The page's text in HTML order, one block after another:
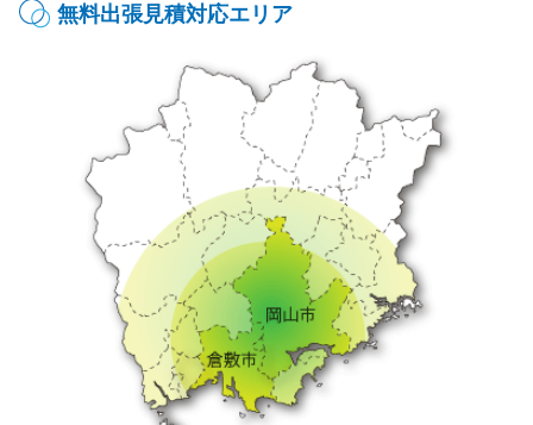
無料出張見積対応エリア